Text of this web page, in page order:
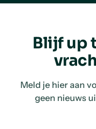
Blijf up
Meld je hier aan
geen nieuws